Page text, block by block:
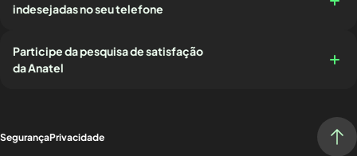
indesejadas no seu telefone
Participe da pesquisa de satisfação
da Anatel
SegurançaPrivacidade